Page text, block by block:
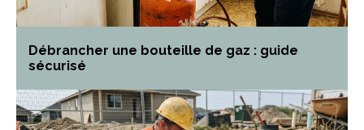
Débrancher une bouteille de gaz : guide
sécurisé